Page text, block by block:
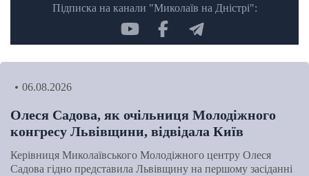
Підписка на канали "Миколаїв на Дністрі":
06.08.2026
Олеся Садова, як очільниця Молодіжного
конгресу Львівщини, відвідала Київ
Керівниця Миколаївського Молодіжного центру Олеся
Садова гідно представила Львівщину на першому засіданні